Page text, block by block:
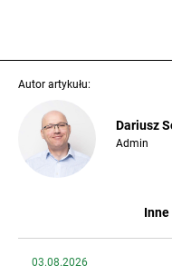
Autor artykułu:
Dariusz
Admin
Inne
03.08.2026